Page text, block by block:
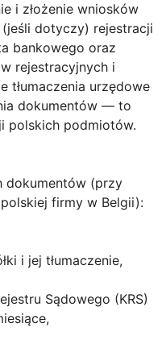
i złożenie wniosków
(jeśli dotyczy) rejestracji
bankowego oraz
rejestracyjnych i
tłumaczenia urzędowe
dokumentów — to
polskich podmiotów.
dokumentów (przy
firmy w Belgii):
i jej tłumaczenie,
Sądowego (KRS)